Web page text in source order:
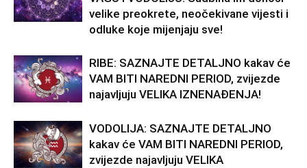
velike preokrete, neočekivane vijesti i
odluke koje mijenjaju sve!
RIBE: SAZNAJTE DETALJNO kakav će
VAM BITI NAREDNI PERIOD, zvijezde
najavljuju VELIKA IZNENAĐENJA!
VODOLIJA: SAZNAJTE DETALJNO
kakav će VAM BITI NAREDNI PERIOD,
zvijezde najavljuju VELIKA